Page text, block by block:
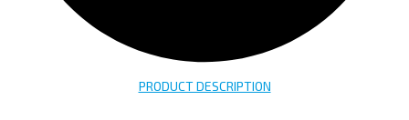
PRODUCT DESCRIPTION